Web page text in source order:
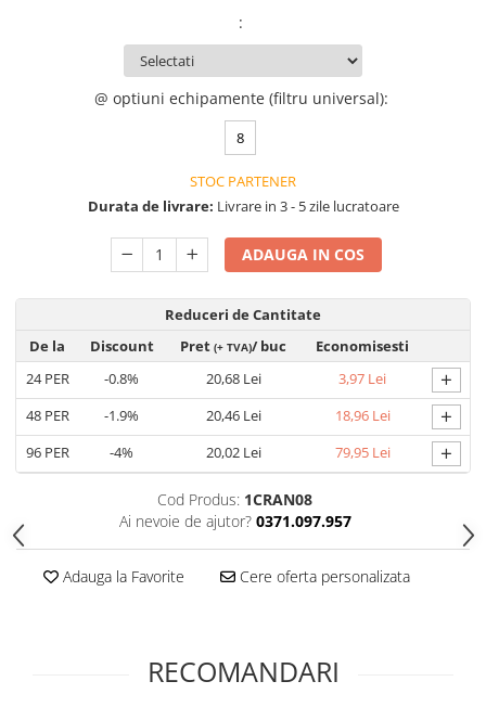
Accesorii reflectorizante (HI-VIS)
Îmbrăcăminte ANTICHIMICĂ |
Costume | Combinezoane
Halate | Sorturi Antichimice |
Jachete | Bluze Antichimice |
Pantaloni Antichimici | Multirisc
Îmbrăcăminte IGNIFUGĂ (ANTI-
FLACĂRĂ)
Cagule | Capisoane Ignifuge
Costume | Combinezoane Ignifuge
Jachete| Bluze Ignifuge
Mânecuțe Ignifuge
Pantaloni Ignifugi
ÎNCĂLȚĂMINTE
Pantofi outdoor
Pantofi de protecție S1
:
@ optiuni echipamente (filtru universal):
8
STOC PARTENER
Durata de livrare: Livrare in 3 - 5 zile lucratoare
ADAUGA IN COS
Reduceri de Cantitate
De la
Discount Pret (+ TVA)/ buc
Economisesti
24PER -0.8% 20,68 Lei 3,97 Lei +
48PER -1.9% 20,46 Lei 18,96 Lei +
96PER -4% 20,02 Lei 79,95 Lei +
Cod Produs: 1CRAN08
Ai nevoie de ajutor? 0371.097.957
Adauga la Favorite Cere oferta personalizata
RECOMANDARI